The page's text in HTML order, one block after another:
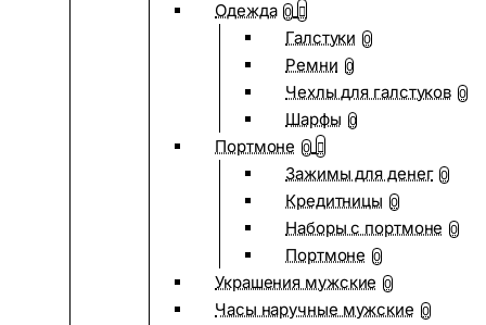
Одежда 0
Галстуки 0
Ремни 0
Чехлы для галстуков 0
Шарфы 0
Портмоне 0
Зажимы для денег 0
Кредитницы 0
Наборы с портмоне 0
Портмоне 0
Украшения мужские 0
Часы наручные мужские 0